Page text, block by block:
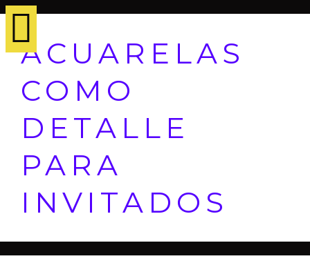
ACUARELAS
COMO
DETALLE
PARA
INVITADOS